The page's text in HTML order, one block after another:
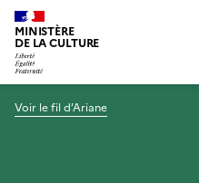
MINISTÈRE
DE LA CULTURE
Voir le fil d’Ariane